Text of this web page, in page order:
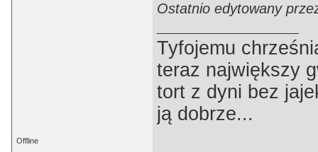
Ostatnio edytowany
Tyfojemu
teraz największy
tort z dyni bez
ją dobrze...
Offline